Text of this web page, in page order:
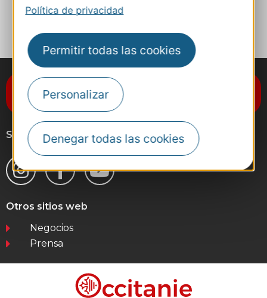
Política de privacidad
Permitir todas las cookies
Personalizar
Denegar todas las cookies
A MIS FAVORITOS
Suscríbase al boletín de noticias
Destination Occitanie
Síganos
Otros sitios web
Negocios
Prensa